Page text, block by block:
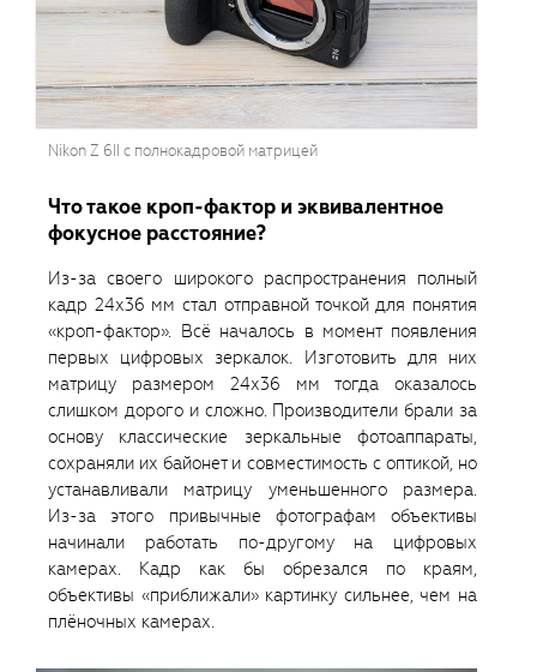
Nikon Z 6II с полнокадровой матрицей
Что такое кроп-фактор и эквивалентное
фокусное расстояние?
Из-за своего широкого распространения полный
кадр 24х36 мм стал отправной точкой для понятия
«кроп-фактор». Всё началось в момент появления
первых цифровых зеркалок. Изготовить для них
матрицу размером 24х36 мм тогда оказалось
слишком дорого и сложно. Производители брали за
основу классические зеркальные фотоаппараты,
сохраняли их байонет и совместимость с оптикой, но
устанавливали матрицу уменьшенного размера.
Из-за этого привычные фотографам объективы
начинали работать по-другому на цифровых
камерах. Кадр как бы обрезался по краям,
объективы «приближали» картинку сильнее, чем на
плёночных камерах.